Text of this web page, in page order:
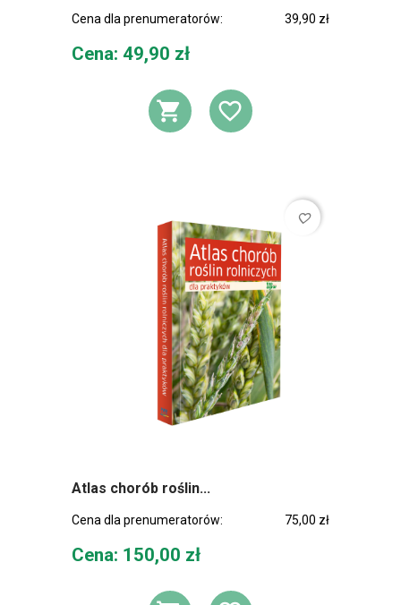
Cena dla prenumeratorów: 39,90 zł
Cena
Cena: 49,90 zł
DODAJ DO
DODAJ DO
favorite_border
Atlas chorób roślin...
Cena dla prenumeratorów: 75,00 zł
Cena
Cena: 150,00 zł